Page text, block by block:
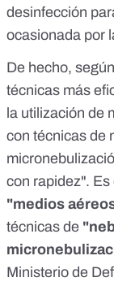
desinfección
ocasionada por
De hecho,
técnicas más
la utilización de
con técnicas de
con rapidez". Es
"medios
técnicas de
Ministerio de